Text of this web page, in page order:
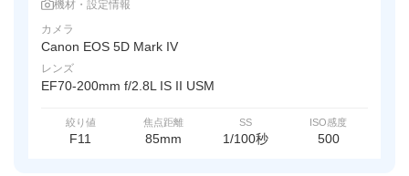
機材・設定情報
カメラ
Canon EOS 5D Mark IV
レンズ
EF70-200mm f/2.8L IS II USM
絞り値
F11
焦点距離
85mm
SS
1/100秒
ISO感度
500